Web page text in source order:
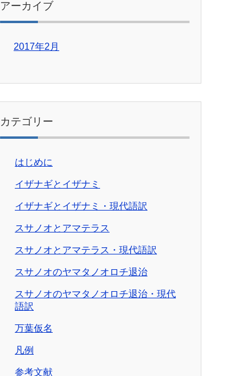
アーカイブ
2017年2月
カテゴリー
はじめに
イザナギとイザナミ
イザナギとイザナミ・現代語訳
スサノオとアマテラス
スサノオとアマテラス・現代語訳
スサノオのヤマタノオロチ退治
スサノオのヤマタノオロチ退治・現代
語訳
万葉仮名
凡例
参考文献